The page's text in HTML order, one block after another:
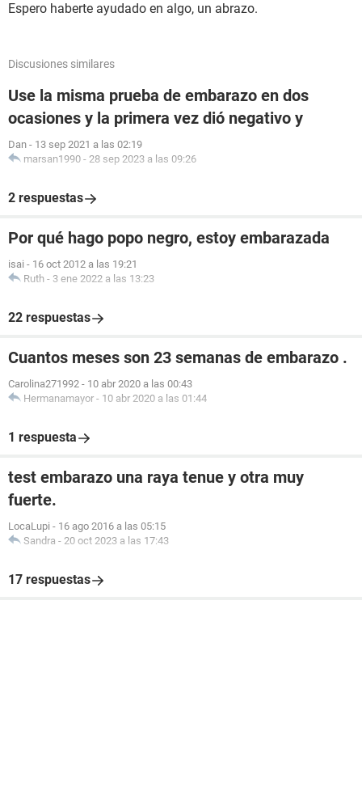
Espero haberte ayudado en algo, un abrazo.
Discusiones similares
Use la misma prueba de embarazo en dos
ocasiones y la primera vez dió negativo y
Dan - 13 sep 2021 a las 02:19
marsan1990 - 28 sep 2023 a las 09:26
2 respuestas
Por qué hago popo negro, estoy embarazada
isai - 16 oct 2012 a las 19:21
Ruth - 3 ene 2022 a las 13:23
22 respuestas
Cuantos meses son 23 semanas de embarazo .
Carolina271992 - 10 abr 2020 a las 00:43
Hermanamayor - 10 abr 2020 a las 01:44
1 respuesta
test embarazo una raya tenue y otra muy
fuerte.
LocaLupi - 16 ago 2016 a las 05:15
Sandra - 20 oct 2023 a las 17:43
17 respuestas